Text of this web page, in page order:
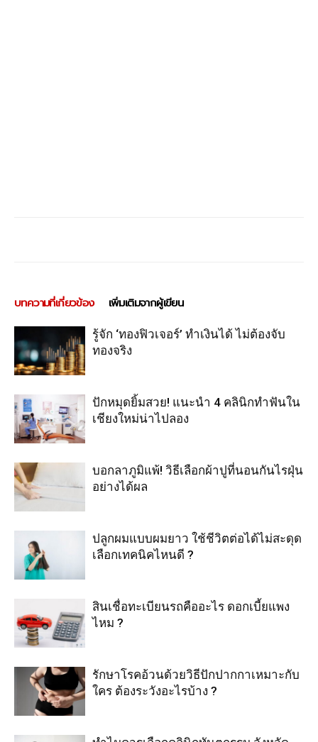
บทความที่เกี่ยวข้อง เพิ่มเติมจากผู้เขียน
รู้จัก ‘ทองฟิวเจอร์’ ทำเงินได้ ไม่ต้องจับ
ทองจริง
ปักหมุดยิ้มสวย! แนะนำ 4 คลินิกทำฟันใน
เชียงใหม่น่าไปลอง
บอกลาภูมิแพ้! วิธีเลือกผ้าปูที่นอนกันไรฝุ่น
อย่างได้ผล
ปลูกผมแบบผมยาว ใช้ชีวิตต่อได้ไม่สะดุด
เลือกเทคนิคไหนดี ?
สินเชื่อทะเบียนรถคืออะไร ดอกเบี้ยแพง
ไหม ?
รักษาโรคอ้วนด้วยวิธีปักปากกาเหมาะกับ
ใคร ต้องระวังอะไรบ้าง ?